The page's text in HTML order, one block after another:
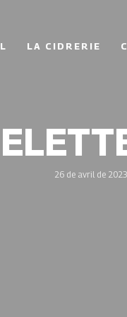
LA CIDRERIE
26 de avril de 2023